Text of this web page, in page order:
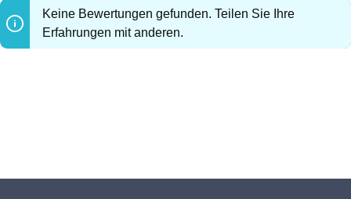
Keine Bewertungen gefunden. Teilen Sie Ihre
Erfahrungen mit anderen.